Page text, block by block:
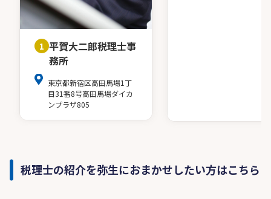
1 平賀大二郎税理士事
務所
東京都新宿区高田馬場1丁
目31番8号高田馬場ダイカ
ンプラザ805
税理士の紹介を弥生におまかせしたい方はこちら